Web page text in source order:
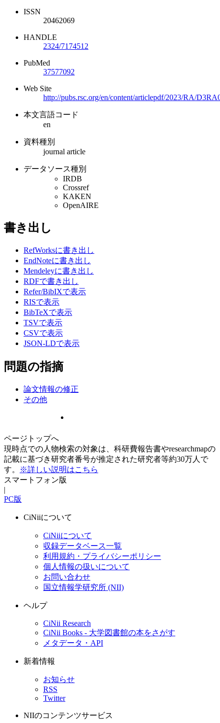
ISSN
20462069
HANDLE
2324/7174512
PubMed
37577092
Web Site
http://pubs.rsc.org/en/content/articlepdf/2023/RA/
本文言語コード
en
資料種別
journal article
データソース種別
IRDB
Crossref
KAKEN
OpenAIRE
書き出し
RefWorksに書き出し
EndNoteに書き出し
Mendeleyに書き出し
RDFで書き出し
Refer/BibIXで表示
RISで表示
BibTeXで表示
TSVで表示
CSVで表示
JSON-LDで表示
問題の指摘
論文情報の修正
その他
ページトップへ
現時点での人物検索の対象は、科研費報告書やresearchmapの
記載に基づき研究者番号が推定された研究者等約30万人で
す。
※詳しい説明はこちら
スマートフォン版
|
PC版
CiNiiについて
CiNiiについて
収録データベース一覧
利用規約・プライバシーポリシー
個人情報の扱いについて
お問い合わせ
国立情報学研究所 (NII)
ヘルプ
CiNii Research
CiNii Books - 大学図書館の本をさがす
メタデータ・API
新着情報
お知らせ
RSS
Twitter
NIIのコンテンツサービス